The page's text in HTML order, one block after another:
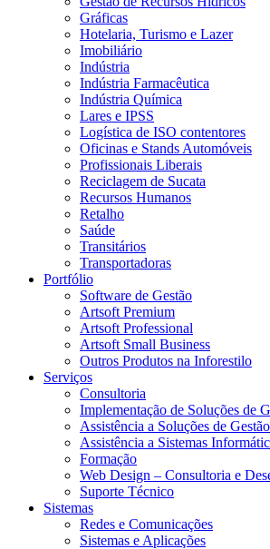
Gráficas
Hotelaria, Turismo e Lazer
Imobiliário
Indústria
Indústria Farmacêutica
Indústria Química
Lares e IPSS
Logística de ISO contentores
Oficinas e Stands Automóveis
Profissionais Liberais
Reciclagem de Sucata
Recursos Humanos
Retalho
Saúde
Transitários
Transportadoras
Portfólio
Software de Gestão
Artsoft Premium
Artsoft Professional
Artsoft Small Business
Outros Produtos na Inforestilo
Serviços
Consultoria
Implementação de Soluções de
Assistência a Soluções de Gestão
Assistência a Sistemas
Formação
Web Design – Consultoria e
Suporte Técnico
Sistemas
Redes e Comunicações
Sistemas e Aplicações